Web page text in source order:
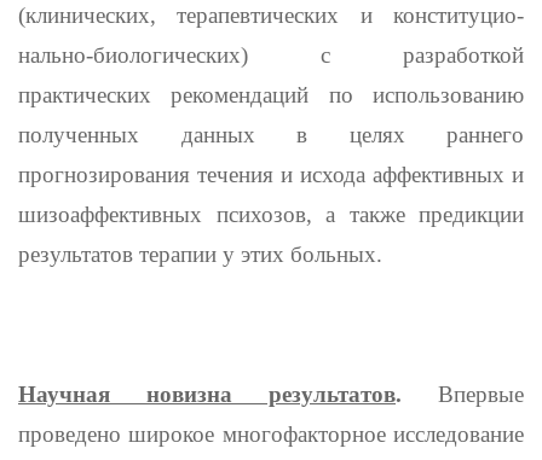
(клинических, терапевтических и конституцио­
нально-биологических) с разработкой
практических рекомендаций по использованию
полученных данных в целях раннего
прогнозирова­ния течения и исхода аффективных и
шизоаффективных психозов, а также предикции
результатов терапии у этих больных.
Научная новизна результатов. Впервые
проведено широкое много­факторное исследование